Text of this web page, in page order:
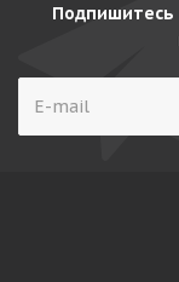
Подпишитесь